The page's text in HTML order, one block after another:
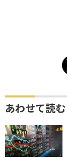
あわせて読む